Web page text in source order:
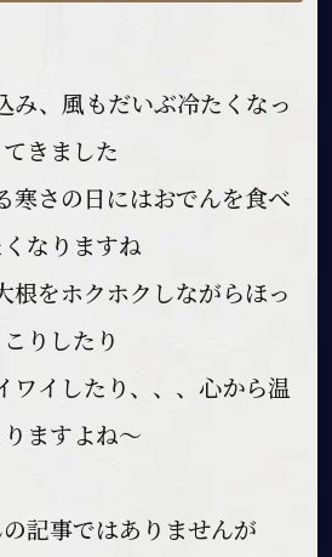
み、風もだいぶ冷たくなっ
てきました
寒さの日にはおでんを食べ
なりますね
根をホクホクしながらほっ
こりしたり
ワイしたり、、、心から温
りますよね～
記事ではありませんが